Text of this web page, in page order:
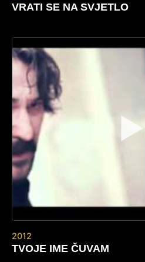
VRATI SE NA SVJETLO
▶
2012
TVOJE IME ČUVAM